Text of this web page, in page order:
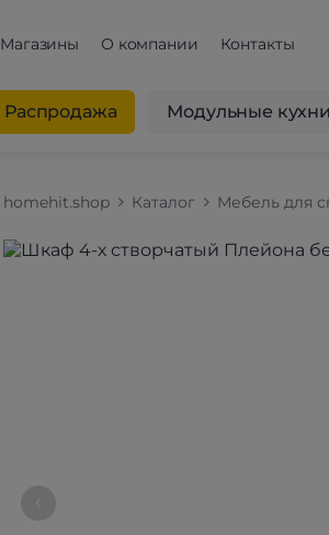
Магазины О компании Контакты
Распродажа Модульные кухни
homehit.shop Каталог Мебель для